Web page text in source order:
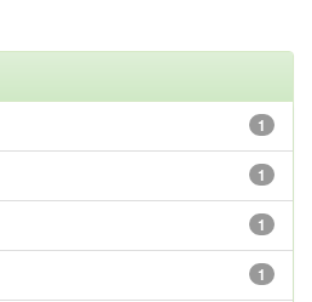
1
1
1
1